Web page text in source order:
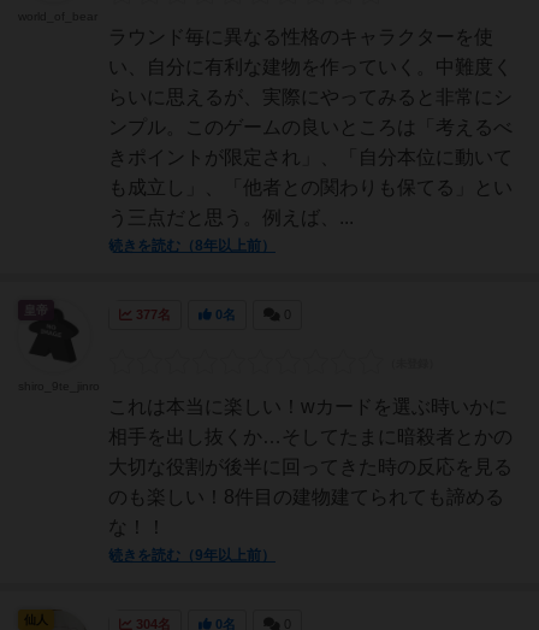
ラウンド毎に異なる性格のキャラクターを使
い、自分に有利な建物を作っていく。中難度く
らいに思えるが、実際にやってみると非常にシ
ンプル。このゲームの良いところは「考えるべ
きポイントが限定され」、「自分本位に動いて
も成立し」、「他者との関わりも保てる」とい
う三点だと思う。例えば、...
続きを読む（8年以上前）
377名 0名
これは本当に楽しい！wカードを選ぶ時いかに
相手を出し抜くか…そしてたまに暗殺者とかの
大切な役割が後半に回ってきた時の反応を見る
のも楽しい！8件目の建物建てられても諦める
な！！
続きを読む（9年以上前）
304名 0名
仙人